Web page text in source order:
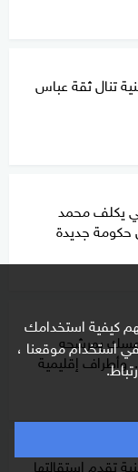
كيفية استخدامك
استخدام موقعنا ،
تنال ثقة عباس
يكلف محمد
جديدة
بمرشحه
إقليمية
تقدم استقالتها